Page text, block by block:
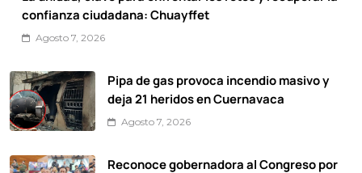
confianza ciudadana: Chuayffet
Agosto 7, 2026
Pipa de gas provoca incendio masivo y
deja 21 heridos en Cuernavaca
Agosto 7, 2026
Reconoce gobernadora al Congreso por